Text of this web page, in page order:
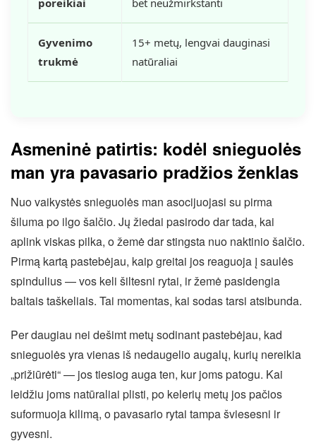
Gyvenimo
trukmė
15+ metų, lengvai dauginasi
natūraliai
Asmeninė patirtis: kodėl snieguolės
man yra pavasario pradžios ženklas
Nuo vaikystės snieguolės man asocijuojasi su pirma
šiluma po ilgo šalčio. Jų žiedai pasirodo dar tada, kai
aplink viskas pilka, o žemė dar stingsta nuo naktinio šalčio.
Pirmą kartą pastebėjau, kaip greitai jos reaguoja į saulės
spindulius — vos keli šiltesni rytai, ir žemė pasidengia
baltais taškeliais. Tai momentas, kai sodas tarsi atsibunda.
Per daugiau nei dešimt metų sodinant pastebėjau, kad
snieguolės yra vienas iš nedaugelio augalų, kurių nereikia
„prižiūrėti“ — jos tiesiog auga ten, kur joms patogu. Kai
leidžiu joms natūraliai plisti, po kelerių metų jos pačios
suformuoja kilimą, o pavasario rytai tampa šviesesni ir
gyvesni.